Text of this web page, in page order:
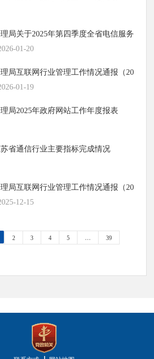
局关于2025年第四季度全省电信服务
01-20
局互联网行业管理工作情况通报（20
01-19
局2025年政府网站工作年度报表
苏省通信行业主要指标完成情况
局互联网行业管理工作情况通报（20
12-15
2 3 4 5 … 39